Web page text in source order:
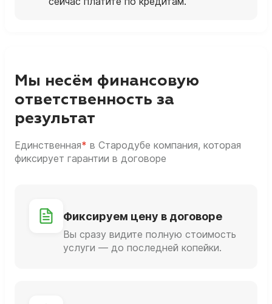
Мы несём финансовую
ответственность за
результат
Единственная* в Стародубе компания, которая
фиксирует гарантии в договоре
Фиксируем цену в договоре
Вы сразу видите полную стоимость
услуги — до последней копейки.